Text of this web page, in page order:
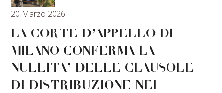
20 Marzo 2026
LA CORTE D’APPELLO DI
MILANO CONFERMA LA
NULLITA’ DELLE CLAUSOLE
DI DISTRIBUZIONE NEI